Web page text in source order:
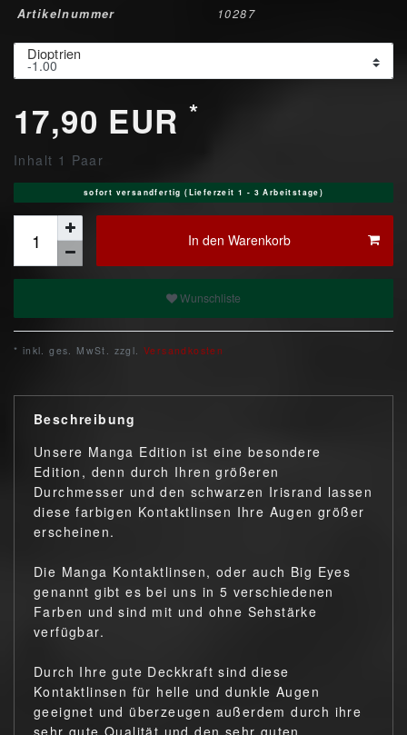
Artikelnummer 10287
Dioptrien
17,90 EUR *
Inhalt 1 Paar
sofort versandfertig (Lieferzeit 1 - 3 Arbeitstage)
In den Warenkorb
Wunschliste
* inkl. ges. MwSt. zzgl. Versandkosten
Beschreibung
Unsere Manga Edition ist eine besondere
Edition, denn durch Ihren größeren
Durchmesser und den schwarzen Irisrand lassen
diese farbigen Kontaktlinsen Ihre Augen größer
erscheinen.
Die Manga Kontaktlinsen, oder auch Big Eyes
genannt gibt es bei uns in 5 verschiedenen
Farben und sind mit und ohne Sehstärke
verfügbar.
Durch Ihre gute Deckkraft sind diese
Kontaktlinsen für helle und dunkle Augen
geeignet und überzeugen außerdem durch ihre
sehr gute Qualität und den sehr guten